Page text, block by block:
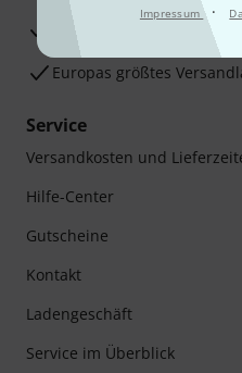
Impressum ·
Zufriedenheitsgarantie
Europas größtes
Service
Versandkosten und
Hilfe-Center
Gutscheine
Kontakt
Ladengeschäft
Service im Überblick